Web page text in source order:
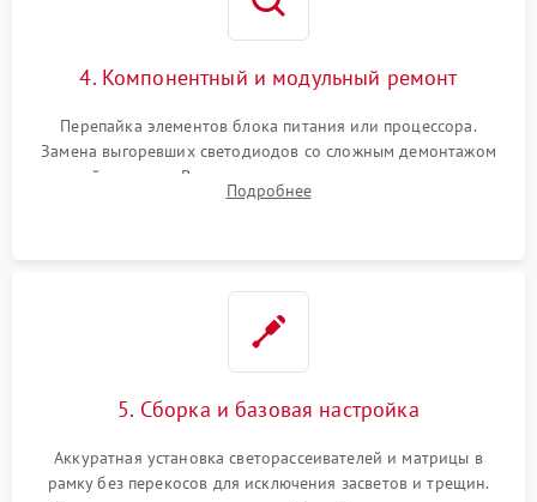
4. Компонентный и модульный ремонт
Перепайка элементов блока питания или процессора.
Замена выгоревших светодиодов со сложным демонтажом
хрупкой матрицы. Восстановление поврежденных дорожек,
прошивка микросхем памяти EEPROM
Подробнее
5. Сборка и базовая настройка
Аккуратная установка светорассеивателей и матрицы в
рамку без перекосов для исключения засветов и трещин.